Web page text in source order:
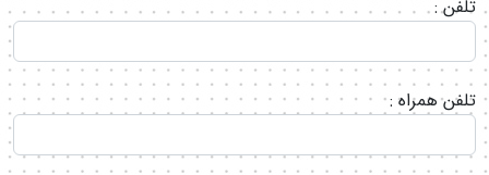
تلفن :
تلفن همراه :